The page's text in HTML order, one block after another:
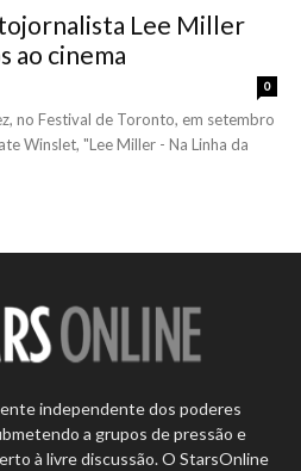
Lee Miller
ao cinema
0
no Festival de Toronto, em setembro
Winslet, "Lee Miller - Na Linha da
independente dos poderes
a grupos de pressão e
à livre discussão. O StarsOnline